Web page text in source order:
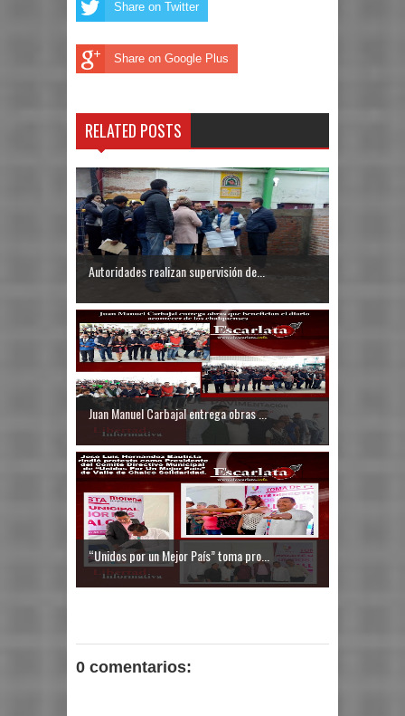
Share on Twitter
Share on Google Plus
RELATED POSTS
Autoridades realizan supervisión de...
Juan Manuel Carbajal entrega obras ...
“Unidos por un Mejor País” toma pro...
0 comentarios: